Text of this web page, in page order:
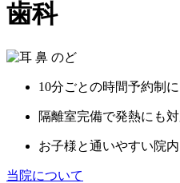
歯科
10分ごとの時間予約制
隔離室完備で発熱にも
お子様と通いやすい院内
当院について